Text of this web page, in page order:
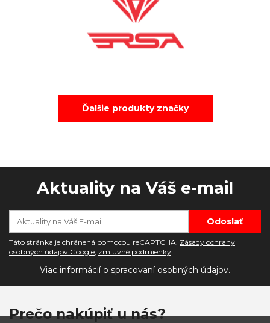
Ďalšie produkty značky
Aktuality na Váš e-mail
Táto stránka je chránená pomocou reCAPTCHA. Zásady ochrany
osobných údajov Google, zmluvné podmienky.
Viac informácií o spracovaní osobných údajov.
Prečo nakúpiť u nás?